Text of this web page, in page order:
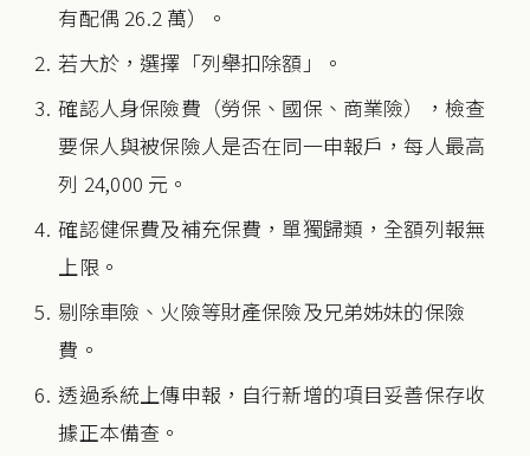
有配偶 26.2 萬）。
若大於，選擇「列舉扣除額」。
確認人身保險費（勞保、國保、商業險），檢查
要保人與被保險人是否在同一申報戶，每人最高
列 24,000 元。
確認健保費及補充保費，單獨歸類，全額列報無
上限。
剔除車險、火險等財產保險及兄弟姊妹的保險
費。
透過系統上傳申報，自行新增的項目妥善保存收
據正本備查。